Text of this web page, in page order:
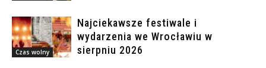
Czas wolny
Najciekawsze festiwale i
wydarzenia we Wrocławiu w
sierpniu 2026